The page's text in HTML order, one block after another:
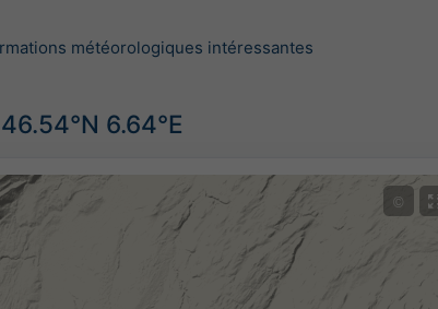
météorologiques intéressantes
6.64°E
©